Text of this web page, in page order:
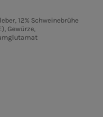
12% Schweinebrühe
Gewürze,